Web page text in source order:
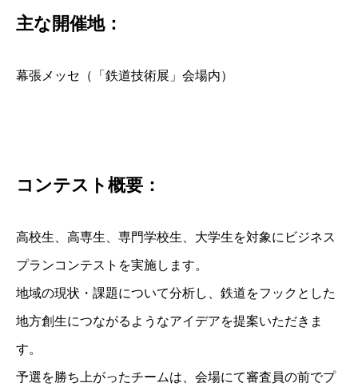
主な開催地：
幕張メッセ（「鉄道技術展」会場内）
コンテスト概要：
高校生、高専生、専門学校生、大学生を対象にビジネス
プランコンテストを実施します。
地域の現状・課題について分析し、鉄道をフックとした
地方創生につながるようなアイデアを提案いただきま
す。
予選を勝ち上がったチームは、会場にて審査員の前でプ